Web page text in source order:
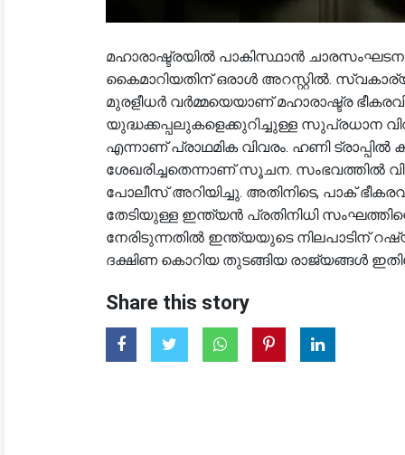
മഹാരാഷ്ട്രയിൽ പാകിസ്ഥാൻ
കൈമാറിയതിന് ഒരാൾ അറസ്റ്റിൽ.
മുരളീധർ വർമ്മയെയാണ് മഹാരാഷ്ട്ര
യുദ്ധക്കപ്പലുകളെക്കുറിച്ചുള്ള സുപ്രധാന
എന്നാണ് പ്രാഥമിക വിവരം. ഹണി
ശേഖരിച്ചതെന്നാണ് സൂചന. സംഭവത്തിൽ
പോലീസ് അറിയിച്ചു. അതിനിടെ, പാക്
തേടിയുള്ള ഇന്ത്യൻ പ്രതിനിധി
നേരിടുന്നതിൽ ഇന്ത്യയുടെ നിലപാടിന്
ദക്ഷിണ കൊറിയ തുടങ്ങിയ രാജ്യങ്ങൾ
Share this story